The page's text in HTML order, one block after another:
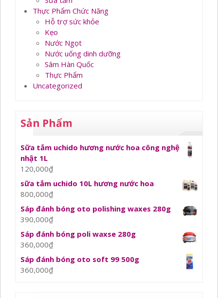
Thực Phẩm Chức Năng
Hỗ trợ sức khỏe
Kẹo
Nước Ngọt
Nước uống dinh dưỡng
Sâm Hàn Quốc
Thực Phẩm
Uncategorized
Sản Phẩm
Sữa tắm uchido hương nước hoa công nghệ
nhật 1L
120,000₫
sữa tắm uchido 10L hương nước hoa
800,000₫
Sáp đánh bóng oto polishing waxes 280g
390,000₫
Sáp đánh bóng poli waxse 280g
360,000₫
Sáp đánh bóng oto soft 99 500g
360,000₫